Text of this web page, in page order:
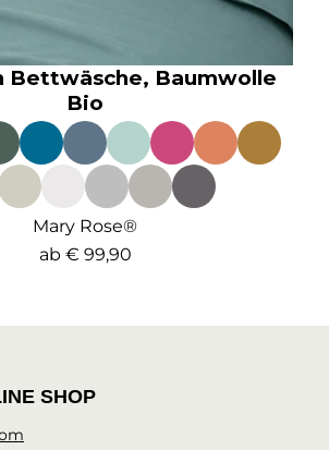
Bettwäsche, Baumwolle
Bio
Mary Rose®
ab € 99,90
SHOP